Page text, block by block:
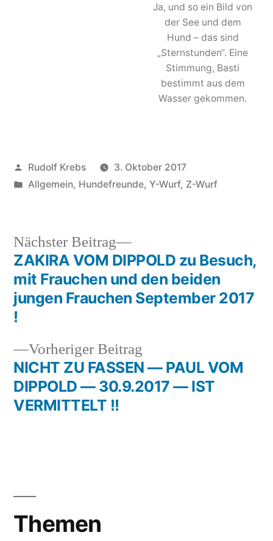
Ja, und so ein Bild von
der See und dem
Hund – das sind
„Sternstunden“. Eine
Stimmung, Basti
bestimmt aus dem
Wasser gekommen.
Veröffentlicht
von
Rudolf Krebs
3. Oktober 2017
Veröffentlicht
Allgemein, Hundefreunde, Y-Wurf, Z-Wurf
Beitragsnavigation
Vorheriger Beitrag
Beitrag:
NICHT ZU FASSEN — PAUL VOM
DIPPOLD — 30.9.2017 — IST
VERMITTELT !!
Nächster Beitrag
Nächster
Beitrag:
ZAKIRA VOM DIPPOLD zu Besuch,
mit Frauchen und den beiden
jungen Frauchen September 2017
!
Themen